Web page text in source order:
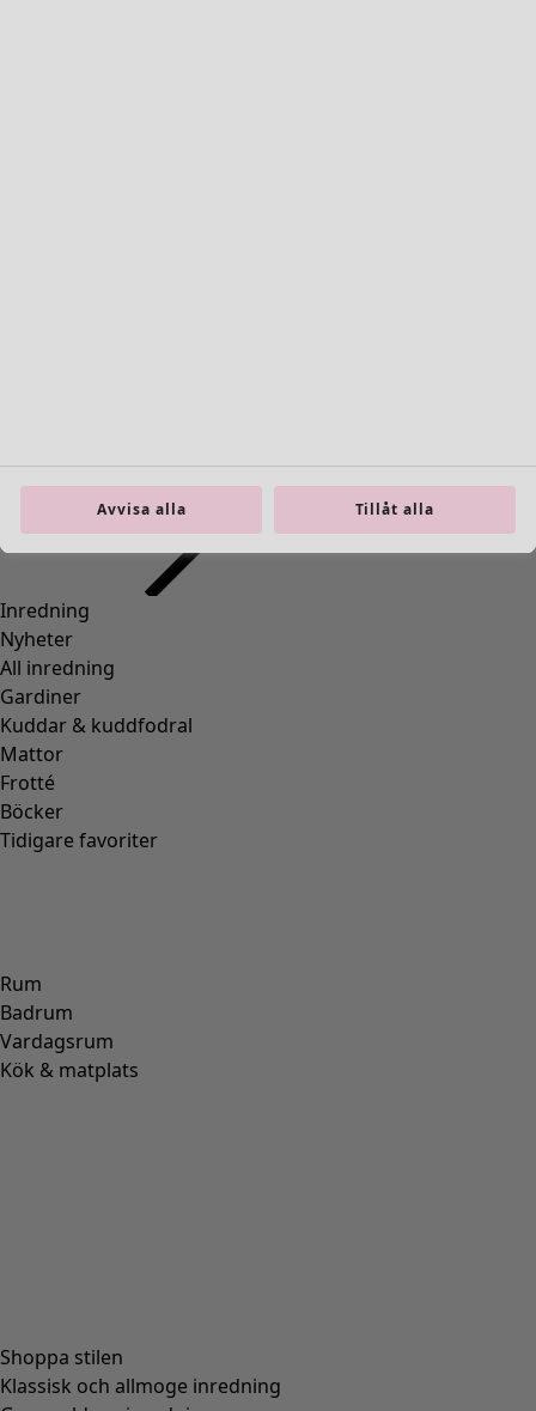
Inredning
Nyheter
All inredning
Gardiner
Kuddar & kuddfodral
Mattor
Frotté
Böcker
Tidigare favoriter
Rum
Badrum
Vardagsrum
Kök & matplats
Shoppa stilen
Klassisk och allmoge inredning
Avvisa alla Tillåt alla